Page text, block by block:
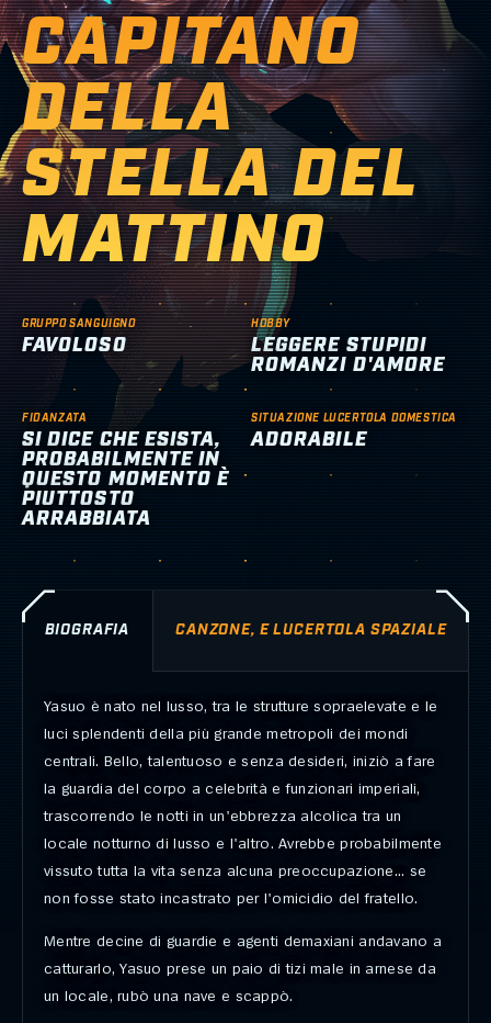
CAPITANO
DELLA
STELLA DEL
MATTINO
GRUPPO SANGUIGNO
FAVOLOSO
HOBBY
LEGGERE STUPIDI
ROMANZI D'AMORE
FIDANZATA
SI DICE CHE ESISTA,
PROBABILMENTE IN
QUESTO MOMENTO È
PIUTTOSTO
ARRABBIATA
SITUAZIONE LUCERTOLA DOMESTICA
ADORABILE
BIOGRAFIA CANZONE, E LUCERTOLA SPAZIALE
Yasuo è nato nel lusso, tra le strutture sopraelevate e le
luci splendenti della più grande metropoli dei mondi
centrali. Bello, talentuoso e senza desideri, iniziò a fare
la guardia del corpo a celebrità e funzionari imperiali,
trascorrendo le notti in un'ebbrezza alcolica tra un
locale notturno di lusso e l'altro. Avrebbe probabilmente
vissuto tutta la vita senza alcuna preoccupazione... se
non fosse stato incastrato per l'omicidio del fratello.
Mentre decine di guardie e agenti demaxiani andavano a
catturarlo, Yasuo prese un paio di tizi male in arnese da
un locale, rubò una nave e scappò.